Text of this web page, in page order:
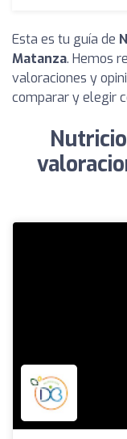
Esta es tu guía de
Matanza. Hemos
valoraciones y
comparar y elegir